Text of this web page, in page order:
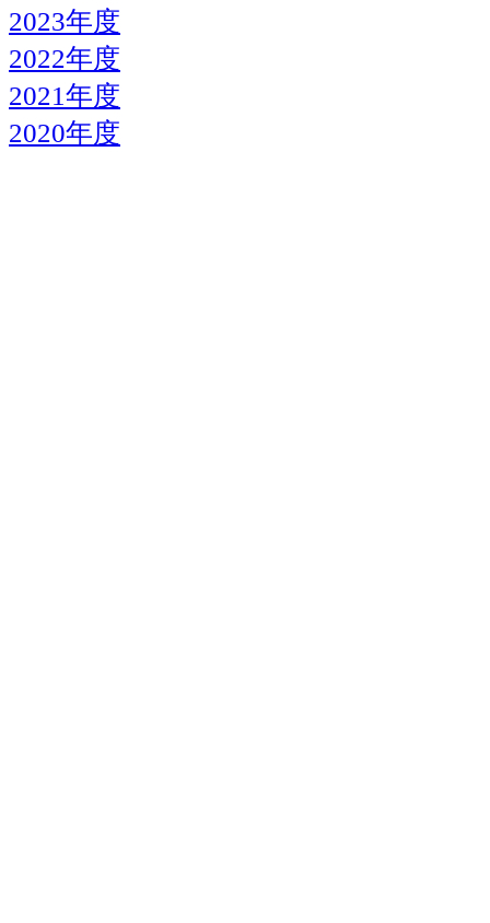
2023年度
2022年度
2021年度
2020年度